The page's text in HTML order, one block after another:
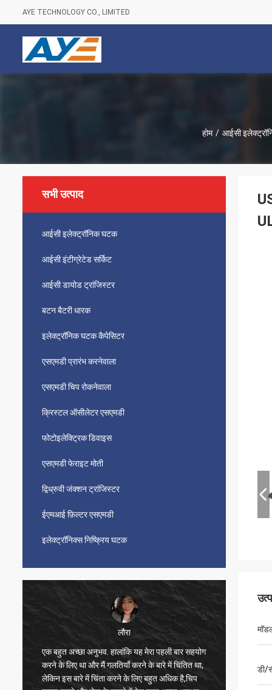
AYE TECHNOLOGY CO., LIMITED
होम / आईसी
सभी उत्पाद
आईसी इलेक्ट्रॉनिक घटक
आईसी इंटीग्रेटेड सर्किट
आईसी डायोड ट्रांजिस्टर
बटन बैटरी धारक
इलेक्ट्रॉनिक घटक कैपेसिटर
एसएमडी प्रारंभ करनेवाला
एसएमडी चिप रोकनेवाला
क्रिस्टल ऑसीलेटर एसएमडी
फोटोइलेक्ट्रिक डिवाइस
एसएमडी फेराइट मोती
द्विध्रुवी जंक्शन ट्रांजिस्टर
ईएमआई फ़िल्टर एसएमडी
इलेक्ट्रॉनिक्स निष्क्रिय घटक
लौरा
एक बहुत अच्छा अनुभव. हालांकि यह मेरा पहली बार सहयोग
करने के लिए था और मैं गलतियाँ करने के बारे में चिंतित था,
लेकिन इस बारे में चिंता करने के लिए बहुत अधिक है,चिप
अच्छा
डी/